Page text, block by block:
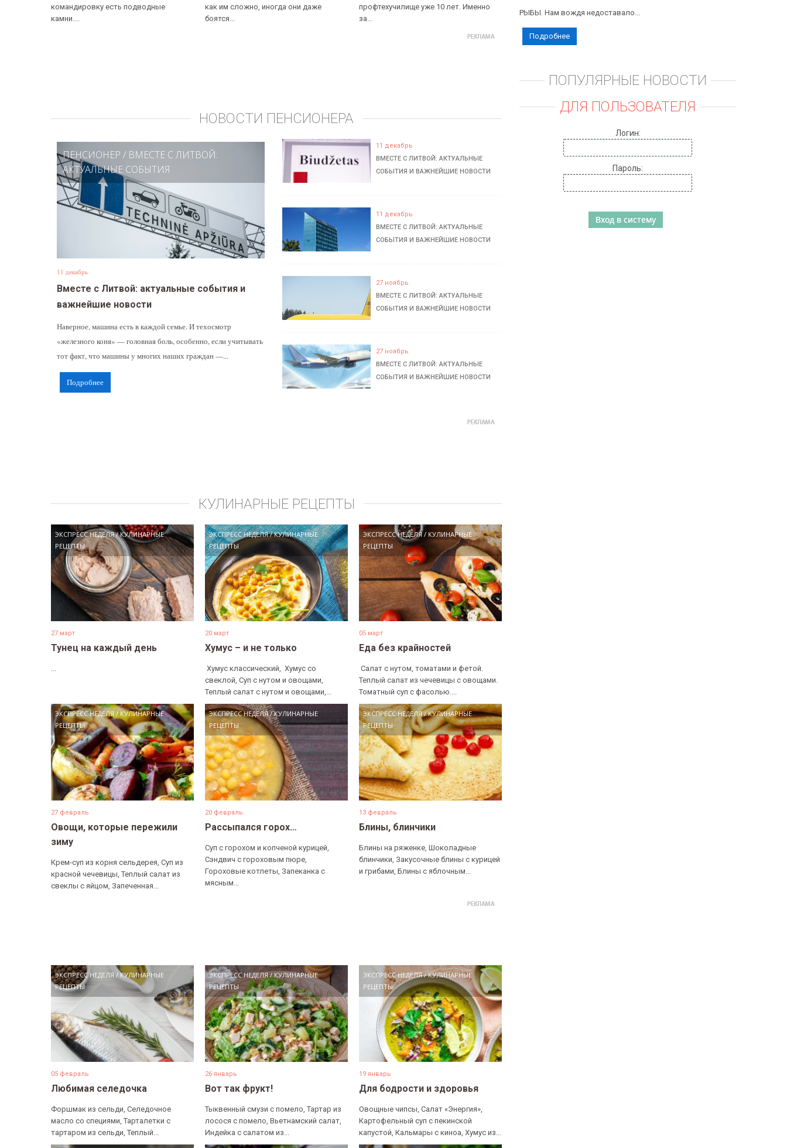
командировку есть подводные
камни....
как им сложно, иногда они даже
боятся...
профтехучилище уже 10 лет. Именно
за...
НОВОСТИ ПЕНСИОНЕРА
ПЕНСИОНЕР / ВМЕСТЕ С ЛИТВОЙ:
АКТУАЛЬНЫЕ СОБЫТИЯ
11 декабрь
Вместе с Литвой: актуальные события и
важнейшие новости
Наверное, машина есть в каждой семье. И техосмотр
«железного коня» — головная боль, особенно, если учитывать
тот факт, что машины у многих наших граждан —...
Подробнее
11 декабрь
ВМЕСТЕ С ЛИТВОЙ: АКТУАЛЬНЫЕ
СОБЫТИЯ И ВАЖНЕЙШИЕ НОВОСТИ
11 декабрь
ВМЕСТЕ С ЛИТВОЙ: АКТУАЛЬНЫЕ
СОБЫТИЯ И ВАЖНЕЙШИЕ НОВОСТИ
27 ноябрь
ВМЕСТЕ С ЛИТВОЙ: АКТУАЛЬНЫЕ
СОБЫТИЯ И ВАЖНЕЙШИЕ НОВОСТИ
27 ноябрь
ВМЕСТЕ С ЛИТВОЙ: АКТУАЛЬНЫЕ
СОБЫТИЯ И ВАЖНЕЙШИЕ НОВОСТИ
КУЛИНАРНЫЕ РЕЦЕПТЫ
ЭКСПРЕСС НЕДЕЛЯ/КУЛИНАРНЫЕ
РЕЦЕПТЫ
27 март
Тунец на каждый день
ЭКСПРЕСС НЕДЕЛЯ/КУЛИНАРНЫЕ
РЕЦЕПТЫ
20 март
Хумус – и не только
​ Хумус классический, ​ Хумус со
свеклой, Суп с нутом и овощами, ​
Теплый салат с нутом и овощами,...
ЭКСПРЕСС НЕДЕЛЯ/ КУЛИНАРНЫЕ
РЕЦЕПТЫ
05 март
Еда без крайностей
​ Салат с нутом, томатами и фетой. ​
Теплый салат из чечевицы с овощами. ​
Томатный суп с фасолью....
ЭКСПРЕСС НЕДЕЛЯ/КУЛИНАРНЫЕ
РЕЦЕПТЫ
27 февраль
Овощи, которые пережили
зиму
Крем-суп из корня сельдерея, Суп из
красной чечевицы, Теплый салат из
свеклы с яйцом, Запеченная...
ЭКСПРЕСС НЕДЕЛЯ/КУЛИНАРНЫЕ
РЕЦЕПТЫ
20 февраль
Рассыпался горох…
Суп с горохом и копченой курицей,
Сэндвич с гороховым пюре,
Гороховые котлеты, Запеканка с
мясным...
ЭКСПРЕСС НЕДЕЛЯ/КУЛИНАРНЫЕ
РЕЦЕПТЫ
13 февраль
Блины, блинчики
Блины на ряженке, Шоколадные
блинчики, Закусочные блины с курицей
и грибами, Блины с яблочным...
ЭКСПРЕСС НЕДЕЛЯ/ КУЛИНАРНЫЕ
РЕЦЕПТЫ
05 февраль
Любимая селедочка
Форшмак из сельди, Селедочное
масло со специями, Тарталетки с
тартаром из сельди, Теплый...
ЭКСПРЕСС НЕДЕЛЯ/КУЛИНАРНЫЕ
РЕЦЕПТЫ
26 январь
Вот так фрукт!
Тыквенный смузи с помело, Тартар из
лосося с помело, Вьетнамский салат,
Индейка с салатом из...
ЭКСПРЕСС НЕДЕЛЯ/КУЛИНАРНЫЕ
РЕЦЕПТЫ
19 январь
Для бодрости и здоровья
Овощные чипсы, Салат «Энергия»,
Картофельный суп с пекинской
капустой, Кальмары с киноа, Хумус из...
РЫБЫ. Нам вождя недоставало...
Подробнее
ПОПУЛЯРНЫЕ НОВОСТИ
ДЛЯ ПОЛЬЗОВАТЕЛЯ
Логин:
Пароль: